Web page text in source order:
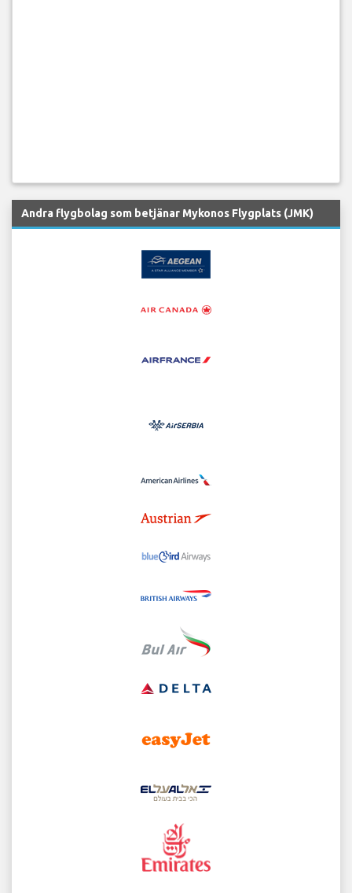
Andra flygbolag som betjänar Mykonos Flygplats (JMK)